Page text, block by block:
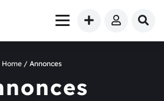
Home / Annonces